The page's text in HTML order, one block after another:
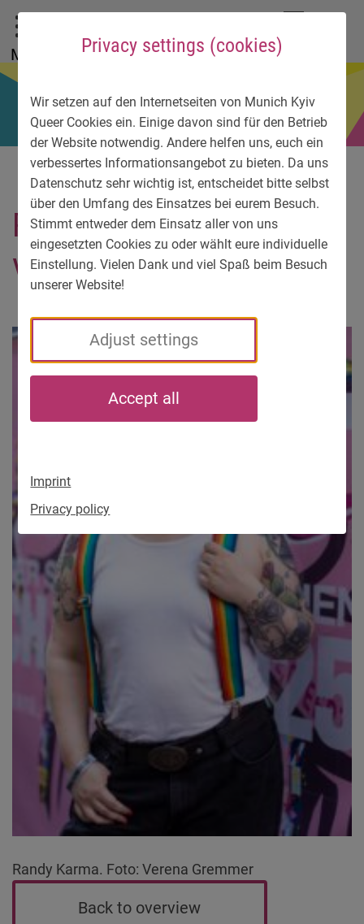
Privacy settings (cookies)
Wir setzen auf den Internetseiten von Munich Kyiv
Queer Cookies ein. Einige davon sind für den Betrieb
der Website notwendig. Andere helfen uns, euch ein
verbessertes Informationsangebot zu bieten. Da uns
Datenschutz sehr wichtig ist, entscheidet bitte selbst
über den Umfang des Einsatzes bei eurem Besuch.
Stimmt entweder dem Einsatz aller von uns
eingesetzten Cookies zu oder wählt eure individuelle
Einstellung. Vielen Dank und viel Spaß beim Besuch
unserer Website!
Adjust settings
Accept all
Imprint
Privacy policy
To main menu
To language menu
To search
To content
To service information
Menu
Randy Karma. Foto:
Verena Gremmer
Randy Karma. Foto: Verena Gremmer
Back to overview